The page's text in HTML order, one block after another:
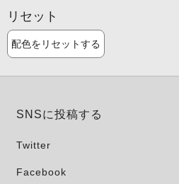
リセット
配色をリセットする
SNSに投稿する
Twitter
Facebook